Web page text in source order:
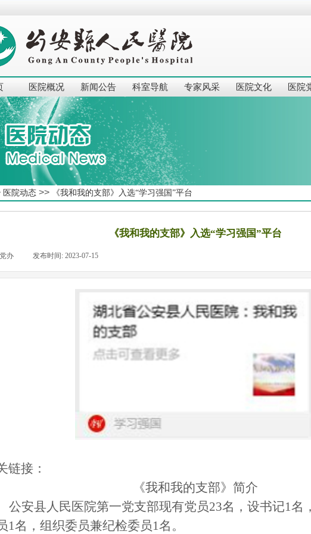
医院概况 新闻公告 科室导航 专家风采 医院文化 医院
医院动态 >> 《我和我的支部》入选“学习强国”平台
《我和我的支部》入选“学习强国”平台
党办 发布时间: 2023-07-15
链接：
《我和我的支部》简介
公安县人民医院第一党支部现有党员23名，设书记1名
1名，组织委员兼纪检委员1名。